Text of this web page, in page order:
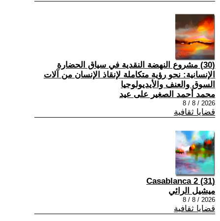
(30) مشروع النهضة النقدية في سياق الحضارة
الإنسانية: نحو رؤية متكاملة لإنقاذ الإنسان من آلات
السوق والعنف والأيديولوجيا
محمد أحمد الصغير على عيد
2026 / 8 / 8
قضايا ثقافية
(31) Casablanca 2
ميشيل الرائي
2026 / 8 / 8
قضايا ثقافية